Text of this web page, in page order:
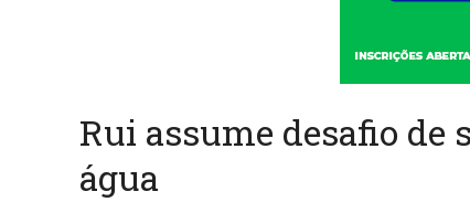
Rui assume desafio de
água